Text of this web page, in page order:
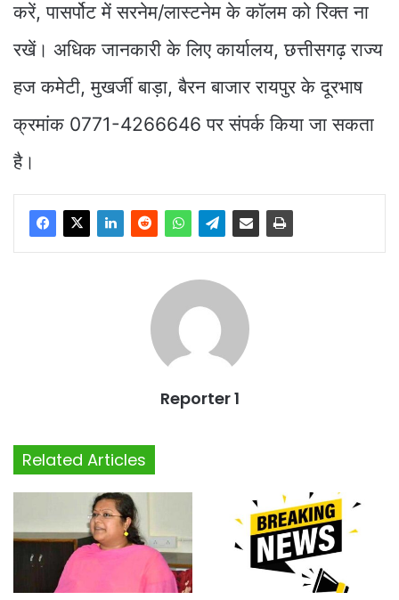
करें, पासर्पोट में सरनेम/लास्टनेम के कॉलम को रिक्त ना
रखें। अधिक जानकारी के लिए कार्यालय, छत्तीसगढ़ राज्य
हज कमेटी, मुखर्जी बाड़ा, बैरन बाजार रायपुर के दूरभाष
क्रमांक 0771-4266646 पर संपर्क किया जा सकता
है।
Reporter 1
Related Articles